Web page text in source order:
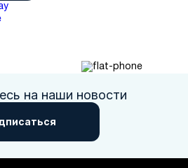
на наши новости